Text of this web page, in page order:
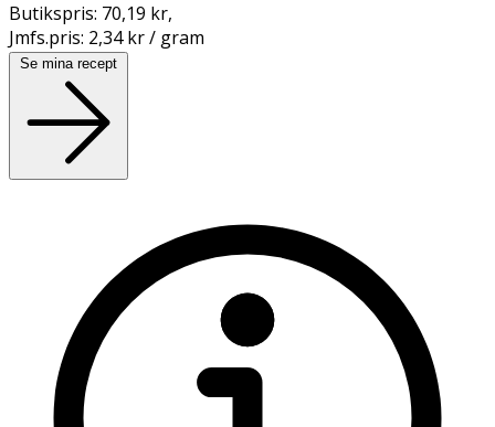
Butikspris: 70,19 kr,
Jmfs.pris: 2,34 kr / gram
Se mina recept